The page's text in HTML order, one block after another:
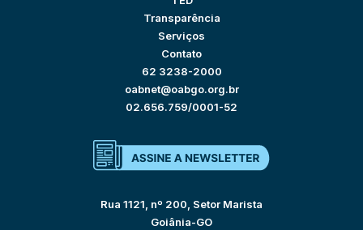
Transparência
Serviços
Contato
62 3238-2000
oabnet@oabgo.org.br
02.656.759/0001-52
Rua 1121, nº 200, Setor Marista
Goiânia-GO